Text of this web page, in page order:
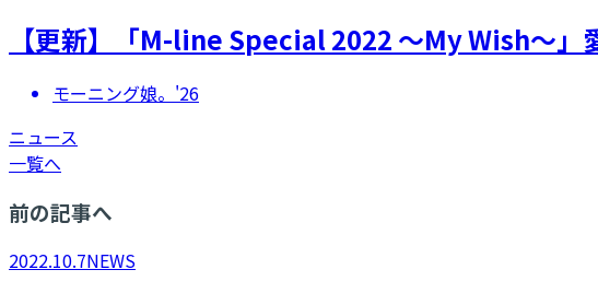
【更新】「M-line Special 2022 ～My Wish～」
モーニング娘。'26
ニュース
一覧へ
前の記事へ
2022.10.7NEWS